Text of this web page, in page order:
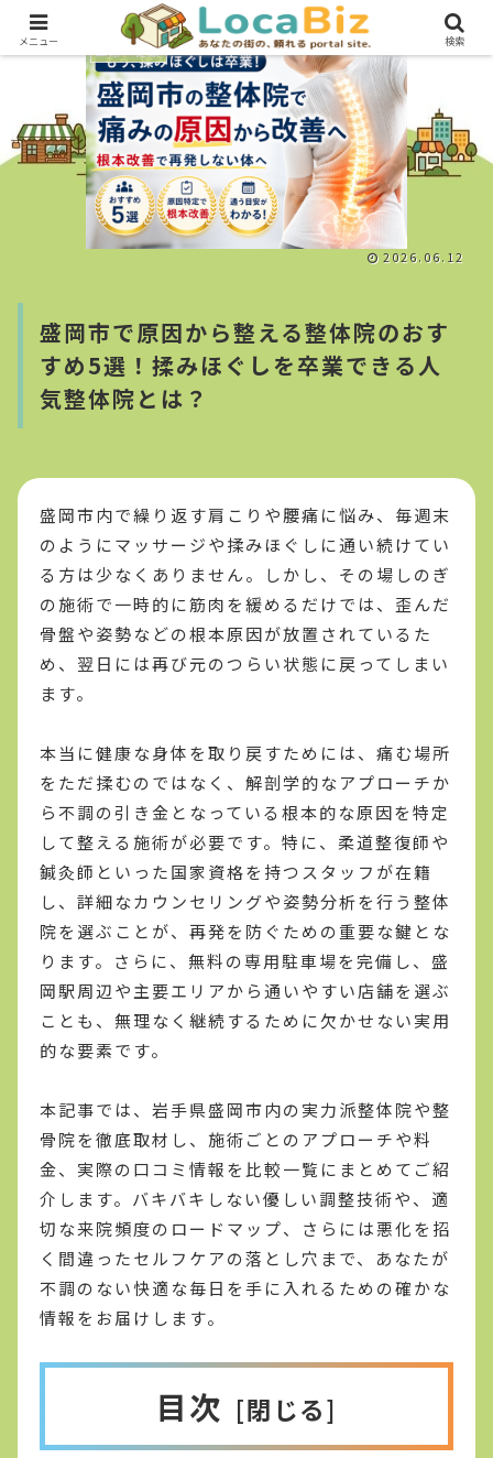
盛岡市で原因から整える整体院のおす
すめ5選！揉みほぐしを卒業できる人
気整体院とは？
医療・健康
2026.06.12
盛岡市内で繰り返す肩こりや腰痛に悩み、毎週末
のようにマッサージや揉みほぐしに通い続けてい
る方は少なくありません。しかし、その場しのぎ
の施術で一時的に筋肉を緩めるだけでは、歪んだ
骨盤や姿勢などの根本原因が放置されているた
め、翌日には再び元のつらい状態に戻ってしまい
ます。
本当に健康な身体を取り戻すためには、痛む場所
をただ揉むのではなく、解剖学的なアプローチか
ら不調の引き金となっている根本的な原因を特定
して整える施術が必要です。特に、柔道整復師や
鍼灸師といった国家資格を持つスタッフが在籍
し、詳細なカウンセリングや姿勢分析を行う整体
院を選ぶことが、再発を防ぐための重要な鍵とな
ります。さらに、無料の専用駐車場を完備し、盛
岡駅周辺や主要エリアから通いやすい店舗を選ぶ
ことも、無理なく継続するために欠かせない実用
的な要素です。
本記事では、岩手県盛岡市内の実力派整体院や整
骨院を徹底取材し、施術ごとのアプローチや料
金、実際の口コミ情報を比較一覧にまとめてご紹
介します。バキバキしない優しい調整技術や、適
切な来院頻度のロードマップ、さらには悪化を招
く間違ったセルフケアの落とし穴まで、あなたが
不調のない快適な毎日を手に入れるための確かな
情報をお届けします。
目次
メニュー 検索